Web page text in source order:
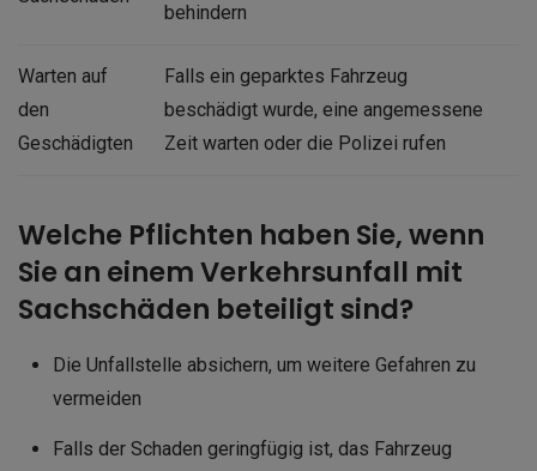
behindern
Warten auf
den
Geschädigten
Falls ein geparktes Fahrzeug
beschädigt wurde, eine angemessene
Zeit warten oder die Polizei rufen
Welche Pflichten haben Sie, wenn
Sie an einem Verkehrsunfall mit
Sachschäden beteiligt sind?
Die Unfallstelle absichern, um weitere Gefahren zu
vermeiden
Falls der Schaden geringfügig ist, das Fahrzeug